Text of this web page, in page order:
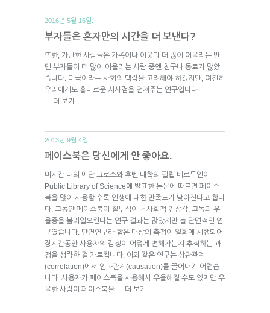
2016년 5월 16일.
부자들은 혼자만의 시간을 더 보낸다?
또한, 가난한 사람들은 가족이나 이웃과 더 많이 어울리는 반
면 부자들이 더 많이 어울리는 사람 중엔 친구나 동료가 많았
습니다. 미국이라는 사회의 맥락을 고려해야 하겠지만, 여전히
우리에게도 흥미로운 시사점을 던져주는 연구입니다.
→ 더 보기
2013년 9월 4일.
페이스북은 당신에게 안 좋아요.
미시간 대의 에단 크로스와 후벤 대학의 필립 베르두인이
Public Library of Science에 발표한 논문에 따르면 페이스
북을 많이 사용할 수록 인생에 대한 만족도가 낮아진다고 합니
다. 그동안 페이스북이 질투심이나 사회적 긴장감, 고독과 우
울증을 불러일으킨다는 연구 결과는 많았지만 늘 단면적인 연
구였습니다. 단면연구라 함은 대상의 측정이 일회에 시행되어
장시간동안 사용자의 감정이 어떻게 변해가는지 추적하는 과
정을 생략한 걸 가르킵니다. 이와 같은 연구는 상관관계
(correlation)에서 인과관계(causation)를 끌어내기 어렵습
니다. 사용자가 페이스북을 사용해서 우울해질 수도 있지만 우
울한 사람이 페이스북을 → 더 보기